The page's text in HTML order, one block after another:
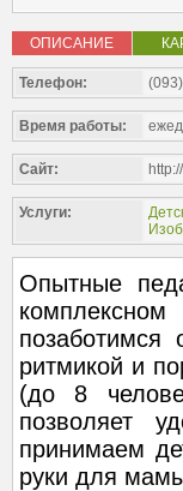
ОПИСАНИЕ
Телефон:
Время работы:
Сайт:
Услуги:
Опытные
позаботимся
ритмикой и
(до 8
позволяет
принимаем
руки для